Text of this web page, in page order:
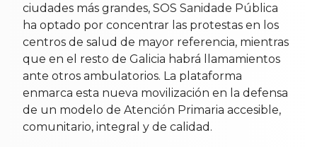
ciudades más grandes, SOS Sanidade Pública
ha optado por concentrar las protestas en los
centros de salud de mayor referencia, mientras
que en el resto de Galicia habrá llamamientos
ante otros ambulatorios. La plataforma
enmarca esta nueva movilización en la defensa
de un modelo de Atención Primaria accesible,
comunitario, integral y de calidad.